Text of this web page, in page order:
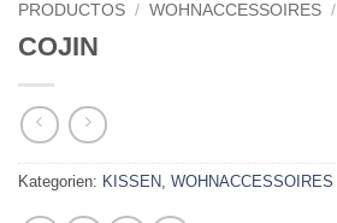
PRODUCTOS / WOHNACCESSOIRES /
COJIN
Kategorien: KISSEN, WOHNACCESSOIRES